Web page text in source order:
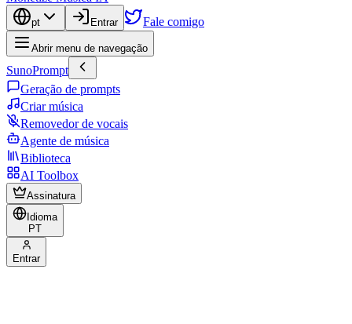
pt Entrar Fale comigo
Abrir menu de navegação
SunoPrompt
Geração de prompts
Criar música
Removedor de vocais
Agente de música
Biblioteca
AI Toolbox
Assinatura
Idioma
PT
Entrar